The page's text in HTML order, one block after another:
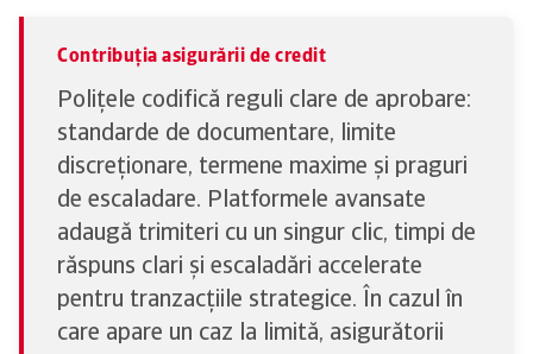
Contribuția asigurării de credit
Polițele codifică reguli clare de aprobare:
standarde de documentare, limite
discreționare, termene maxime și praguri
de escaladare. Platformele avansate
adaugă trimiteri cu un singur clic, timpi de
răspuns clari și escaladări accelerate
pentru tranzacțiile strategice. În cazul în
care apare un caz la limită, asigurătorii